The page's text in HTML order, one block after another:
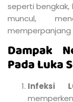
seperti bengkak,
muncul,
memperpanjang
Dampak
Pada Luka
Infeksi